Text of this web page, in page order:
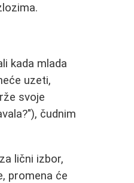
kada mlada
uzeti,
svoje
čudnim
lični izbor,
promena će